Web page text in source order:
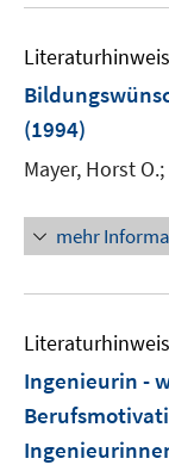
Literaturhinweis
(1994)
Mayer, Horst O.;
mehr
Literaturhinweis
Ingenieurin -